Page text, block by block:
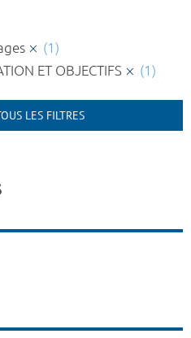
(1)
ET OBJECTIFS
(1)
LES FILTRES